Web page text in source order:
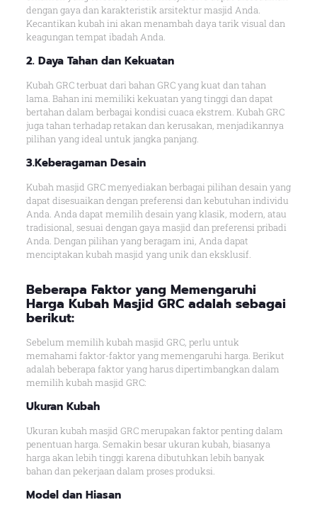
dengan gaya dan karakteristik arsitektur masjid Anda.
Kecantikan kubah ini akan menambah daya tarik visual dan
keagungan tempat ibadah Anda.
2. Daya Tahan dan Kekuatan
Kubah GRC terbuat dari bahan GRC yang kuat dan tahan
lama. Bahan ini memiliki kekuatan yang tinggi dan dapat
bertahan dalam berbagai kondisi cuaca ekstrem. Kubah GRC
juga tahan terhadap retakan dan kerusakan, menjadikannya
pilihan yang ideal untuk jangka panjang.
3.Keberagaman Desain
Kubah masjid GRC menyediakan berbagai pilihan desain yang
dapat disesuaikan dengan preferensi dan kebutuhan individu
Anda. Anda dapat memilih desain yang klasik, modern, atau
tradisional, sesuai dengan gaya masjid dan preferensi pribadi
Anda. Dengan pilihan yang beragam ini, Anda dapat
menciptakan kubah masjid yang unik dan eksklusif.
Beberapa Faktor yang Memengaruhi
Harga Kubah Masjid GRC adalah sebagai
berikut:
Sebelum memilih kubah masjid GRC, perlu untuk
memahami faktor-faktor yang memengaruhi harga. Berikut
adalah beberapa faktor yang harus dipertimbangkan dalam
memilih kubah masjid GRC:
Ukuran Kubah
Ukuran kubah masjid GRC merupakan faktor penting dalam
penentuan harga. Semakin besar ukuran kubah, biasanya
harga akan lebih tinggi karena dibutuhkan lebih banyak
bahan dan pekerjaan dalam proses produksi.
Model dan Hiasan